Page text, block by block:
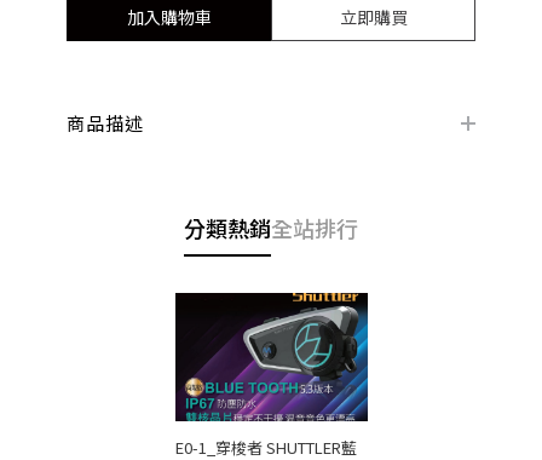
加入購物車 立即購買
商品描述
分類熱銷全站排行
E0-1_穿梭者 SHUTTLER藍
E43-2_水箱護罩-NMAX N3-1_複合式金牛座手機架
僅必需的
Cookies
同意